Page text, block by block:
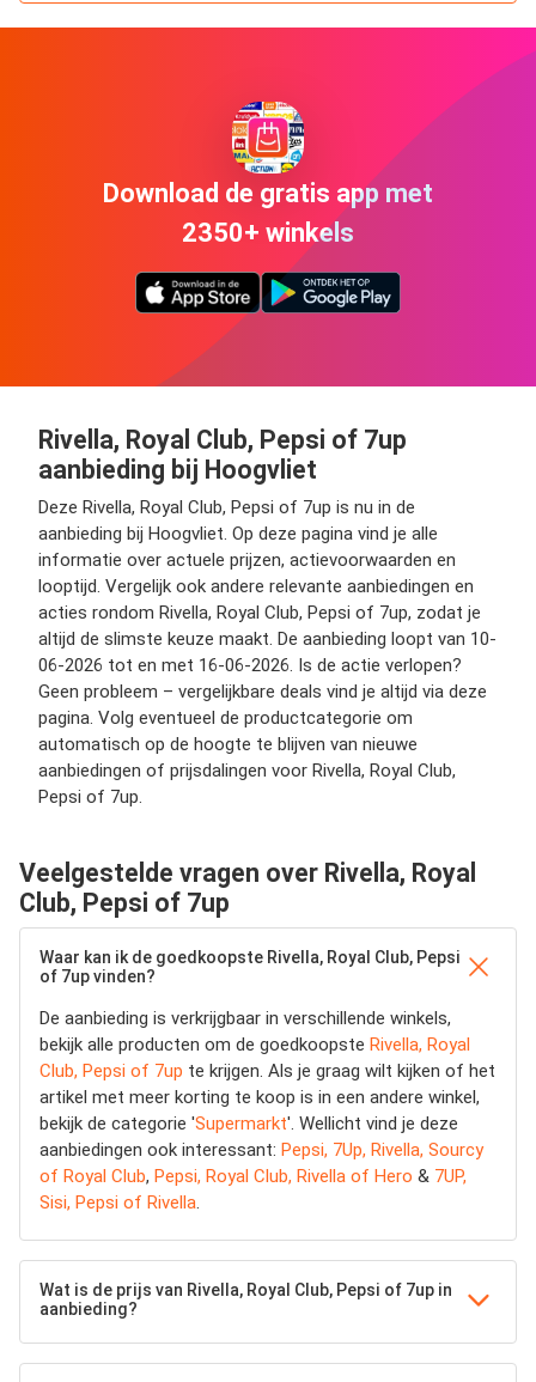
Download de gratis app met
2350+ winkels
Rivella, Royal Club, Pepsi of 7up
aanbieding bij Hoogvliet
Deze Rivella, Royal Club, Pepsi of 7up is nu in de
aanbieding bij Hoogvliet. Op deze pagina vind je alle
informatie over actuele prijzen, actievoorwaarden en
looptijd. Vergelijk ook andere relevante aanbiedingen en
acties rondom Rivella, Royal Club, Pepsi of 7up, zodat je
altijd de slimste keuze maakt. De aanbieding loopt van 10-
06-2026 tot en met 16-06-2026. Is de actie verlopen?
Geen probleem – vergelijkbare deals vind je altijd via deze
pagina. Volg eventueel de productcategorie om
automatisch op de hoogte te blijven van nieuwe
aanbiedingen of prijsdalingen voor Rivella, Royal Club,
Pepsi of 7up.
Veelgestelde vragen over Rivella, Royal
Club, Pepsi of 7up
Waar kan ik de goedkoopste Rivella, Royal Club, Pepsi
of 7up vinden?
De aanbieding is verkrijgbaar in verschillende winkels,
bekijk alle producten om de goedkoopste Rivella, Royal
Club, Pepsi of 7up te krijgen. Als je graag wilt kijken of het
artikel met meer korting te koop is in een andere winkel,
bekijk de categorie 'Supermarkt'. Wellicht vind je deze
aanbiedingen ook interessant: Pepsi, 7Up, Rivella, Sourcy
of Royal Club, Pepsi, Royal Club, Rivella of Hero & 7UP,
Sisi, Pepsi of Rivella.
Wat is de prijs van Rivella, Royal Club, Pepsi of 7up in
aanbieding?